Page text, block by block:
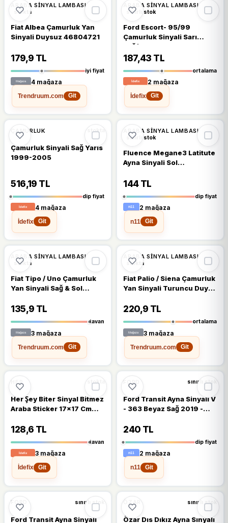
🔥%29 DÜŞTÜ
ARABA SINYAL LAMBASI
stokta
Fiat Albea Çamurluk Yan
Sinyali Duysuz 46804721
179,9 TL
iyi fiyat
4 mağaza
Trendruum.com
Git
🔥%45 DÜŞTÜ
ARABA SINYAL LAMBASI
sınırlı stok
Ford Escort- 95/99
Çamurluk Sinyali Sarı
Sağ/sol Aynı Adet
187,43 TL
ortalama
2 mağaza
İdefix
Git
%42 %42 DÜŞTÜ
ÇAMURLUK stokta
Çamurluk Sinyali Sağ Yaris
1999-2005
516,19 TL
dip fiyat
4 mağaza
İdefix
Git
%50 🔥%50 DÜŞTÜ
ARABA SINYAL LAMBASI
sınırlı stok
Fluence Megane3 Latitute
Ayna Sinyali Sol
144 TL
dip fiyat
2 mağaza
n11
Git
%19
ARABA SINYAL LAMBASI
stokta
Fiat Tipo / Uno Çamurluk
Yan Sinyali Sağ & Sol
135,9 TL
tavan
3 mağaza
Trendruum.com
Git
%23 🔥%23 DÜŞTÜ
ARABA SINYAL LAMBASI
stokta
Fiat Palio / Siena Çamurluk
Yan Sinyali Turuncu Duylu
220,9 TL
ortalama
3 mağaza
Trendruum.com
Git
%31 %31 DÜŞTÜ
HER stokta
Her Şey Biter Sinyal Bitmez
Araba Sticker 17x17 Cm
128,6 TL
tavan
3 mağaza
İdefix
Git
%21 %21 DÜŞTÜ
FORD sınırlı stok
Ford Transit Ayna Sinyali V
- 363 Beyaz Sağ 2019 -
240 TL
dip fiyat
2 mağaza
n11
Git
%21 %21 DÜŞTÜ
FORD sınırlı stok
Ford Transit Ayna Sinyali
%27 %27 DÜŞTÜ
ÖZAR sınırlı stok
Özar Dıs Dıkız Ayna Sınyalı